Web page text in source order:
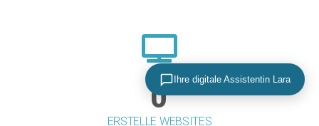
0
ERSTELLE WEBSITES
Ihre digitale Assistentin Lara